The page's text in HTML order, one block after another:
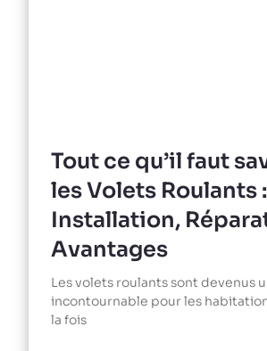
Tout ce qu’il faut
les Volets Roulants :
Installation,
Avantages
Les volets roulants sont devenus
incontournable pour les
la fois